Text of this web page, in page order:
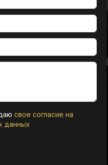
свое согласие на
данных